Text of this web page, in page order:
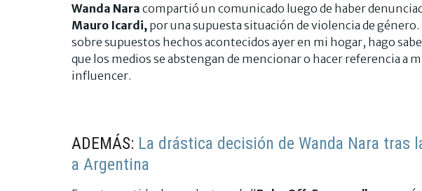
Wanda Nara compartió un comunicado luego de haber
Mauro Icardi, por una supuesta situación de violencia de
sobre supuestos hechos acontecidos ayer en mi hogar, hago
que los medios se abstengan de mencionar o hacer referencia a
influencer.
ADEMÁS: La drástica decisión de Wanda Nara tras
a Argentina